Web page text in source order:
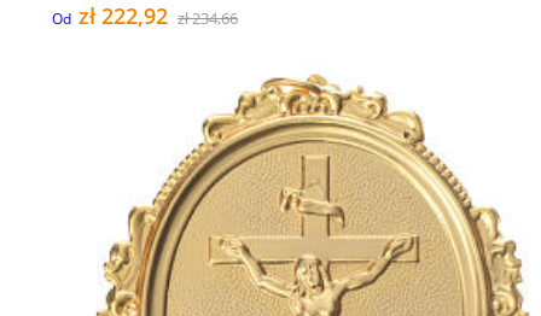
Od zł 222,92 zł 234,66